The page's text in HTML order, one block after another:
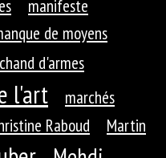
manifeste
de moyens
d'armes
l'art
marchés
Raboud
Martin